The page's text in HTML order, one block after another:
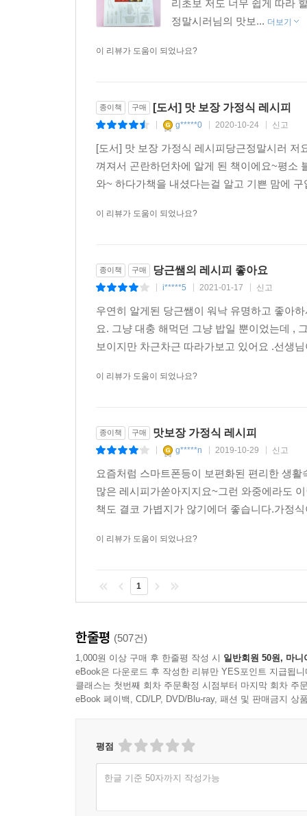
리초보 저도 너무 쉽게 따라
정말시러님의 맛보... 더보기
이 리뷰가 도움이 되었나요?
종이책 구매 [도서] 맛 보장 가정식 레시피
g*****0 2020-10-24 신고
[도서] 맛 보장 가정식 레시피당근정말시러
껴져서 곤란하던차에 알게 된 책이에요~평소
와~ 하다가책을 내셨다는걸 알고 기쁜 맘에
이 리뷰가 도움이 되었나요?
종이책 구매 당근쌤의 레시피 좋아요
i*****5 2021-01-17 신고
우연히 알게된 당근쌤이 워낙 유명하고 좋아
요. 그냥 대충 해먹던 그냥 밥일 뿐이었는데 ,
보이지만 차근차근 따라가보고 있어요 .선생
이 리뷰가 도움이 되었나요?
종이책 구매 맛보장 가정식 레시피
g*****n 2019-10-29 신고
요즘처럼 스마트폰등이 보편화된 편리한 생
많은 레시피가쏟아지지요~그런 와중에라도
책도 결코 가볍지가 않기에더 좋습니다.가정
이 리뷰가 도움이 되었나요?
1
한줄평 (507건)
1,000원 이상 구매 후 한줄평 작성 시 일반회원 50원, 마니
eBook은 다운로드 후 작성한 리뷰만 YES포인트 지급됩니
클래스는 첫번째 회차 주문확정 시점부터 마지막 회차 주
eBook 페이백, CD/LP, DVD/Blu-ray, 패션 및 판매금지 상
평점
한글 기준 50자까지 작성가능